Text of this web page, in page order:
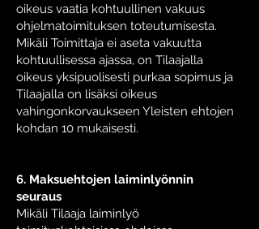
oikeus vaatia kohtuullinen vakuus
ohjelmatoimituksen toteutumisesta.
Mikäli Toimittaja ei aseta vakuutta
kohtuullisessa ajassa, on Tilaajalla
oikeus yksipuolisesti purkaa sopimus ja
Tilaajalla on lisäksi oikeus
vahingonkorvaukseen Yleisten ehtojen
kohdan 10 mukaisesti.
6. Maksuehtojen laiminlyönnin
seuraus
Mikäli Tilaaja laiminlyö